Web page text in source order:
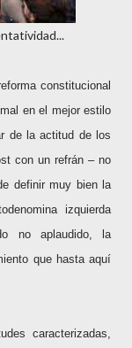
constitucional
en el mejor estilo
de la actitud de los
con un refrán – no
definir muy bien la
izquierda
no aplaudido, la
que hasta aquí
caracterizadas,